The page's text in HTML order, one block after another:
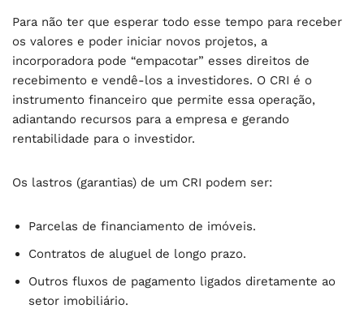
Para não ter que esperar todo esse tempo para receber
os valores e poder iniciar novos projetos, a
incorporadora pode “empacotar” esses direitos de
recebimento e vendê-los a investidores. O CRI é o
instrumento financeiro que permite essa operação,
adiantando recursos para a empresa e gerando
rentabilidade para o investidor.
Os lastros (garantias) de um CRI podem ser:
Parcelas de financiamento de imóveis.
Contratos de aluguel de longo prazo.
Outros fluxos de pagamento ligados diretamente ao
setor imobiliário.